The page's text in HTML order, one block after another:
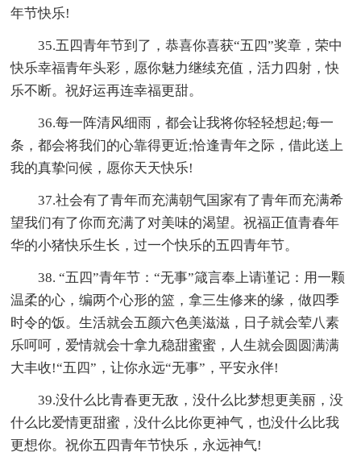
年节快乐!
35.五四青年节到了，恭喜你喜获“五四”奖章，荣中
快乐幸福青年头彩，愿你魅力继续充值，活力四射，快
乐不断。祝好运再连幸福更甜。
36.每一阵清风细雨，都会让我将你轻轻想起;每一
条，都会将我们的心靠得更近;恰逢青年之际，借此送上
我的真挚问候，愿你天天快乐!
37.社会有了青年而充满朝气国家有了青年而充满希
望我们有了你而充满了对美味的渴望。祝福正值青春年
华的小猪快乐生长，过一个快乐的五四青年节。
38. “五四”青年节：“无事”箴言奉上请谨记：用一颗
温柔的心，编两个心形的篮，拿三生修来的缘，做四季
时令的饭。生活就会五颜六色美滋滋，日子就会荤八素
乐呵呵，爱情就会十拿九稳甜蜜蜜，人生就会圆圆满满
大丰收!“五四”，让你永远“无事”，平安永伴!
39.没什么比青春更无敌，没什么比梦想更美丽，没
什么比爱情更甜蜜，没什么比你更神气，也没什么比我
更想你。祝你五四青年节快乐，永远神气!